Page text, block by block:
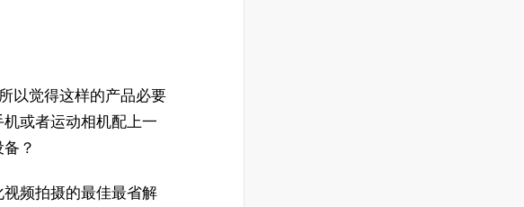
以觉得这样的产品必要
或者运动相机配上一
？
频拍摄的最佳最省解